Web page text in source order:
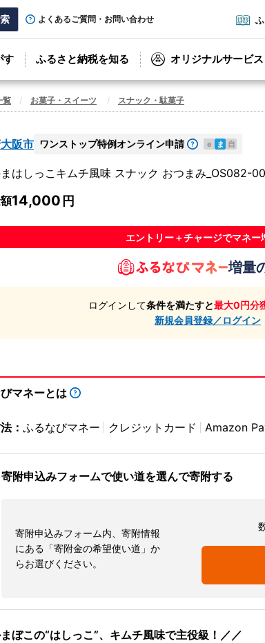
よくあるご質問・お問い合わせ
す ふるさと納税を知る オリジナルサービス
覧 お菓子・スイーツ スナック・駄菓子
阪市 ワンストップ特例オンライン申請 e ま 自
はしっこキムチ風味 スナック おつまみ_OS082-
14,000
エントリー＋チャージでマネー
増量
ログインして条件を満たすと最大0円分
新規会員登録／ログイン
マネーとは
： ふるなびマネー クレジットカード Amazon
寄附申込みフォームで使い道を選んで寄附する
寄附申込みフォーム内、寄附情報
にある「寄附金の希望使い道」か
らお選びください。
ぼこの“はしっこ”、キムチ風味で主役級！／／